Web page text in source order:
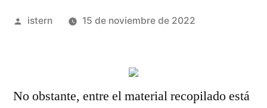
Publicado
istern 15 de noviembre de 2022
No obstante, entre el material recopilado está